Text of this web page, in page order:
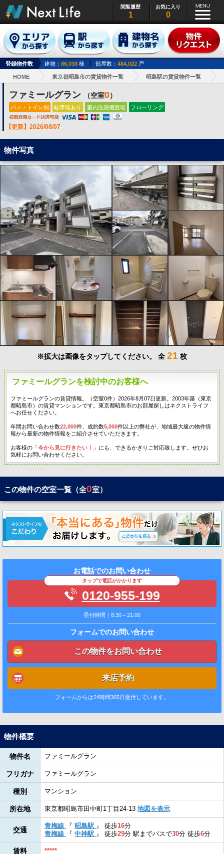
閲覧履歴
1
お気に入り
0
登録物件数 建物： 86,038 棟 部屋数： 484,022 戸
HOME 東京都昭島市の賃貸物件一覧 昭島駅の賃貸物件一覧
ファミールグラン （空室0）
バス・トイレ別 駐車場あり 室内洗濯機置場 フローリング
【更新】2026/08/07
物件写真
※拡大は画像をタップしてください。 全 21 枚
ファミールグランを検討中のお客様へ
ファミールグランの賃貸情報。（空室0件）2026年8月07日更新。2003年築（東京
都昭島市）の賃貸マンションです。東京都昭島市のお部屋探しはネクストライフ
へお任せください。
年間お問い合わせ数22,000件、成約数5,000件以上の弊社が、地域最大級の物件情
報から最新の物件情報をご紹介させていただきます。
お客様の「今から見に行きたい！
」にも、できるかぎりご対応致します。ぜひお
気軽にお問い合わせください。
この物件の空室一覧（全0室）
お電話でのお問い合わせ
タップで電話がかかります
0120-955-199
受付時間｜8:30～21:00
フォームでのお問い合わせ
この物件をお問い合わせ
来店予約
フォームからは24時間365日受付しています。
物件概要
物件名 ファミールグラン
フリガナ ファミールグラン
種別 マンション
所在地 東京都昭島市田中町1丁目24-13 地図を表示
交通
青梅線 『 昭島駅 』 徒歩16分
青梅線
『 中神駅 』 徒歩29分 駅までバスで30分 徒歩6分
賃料 *****